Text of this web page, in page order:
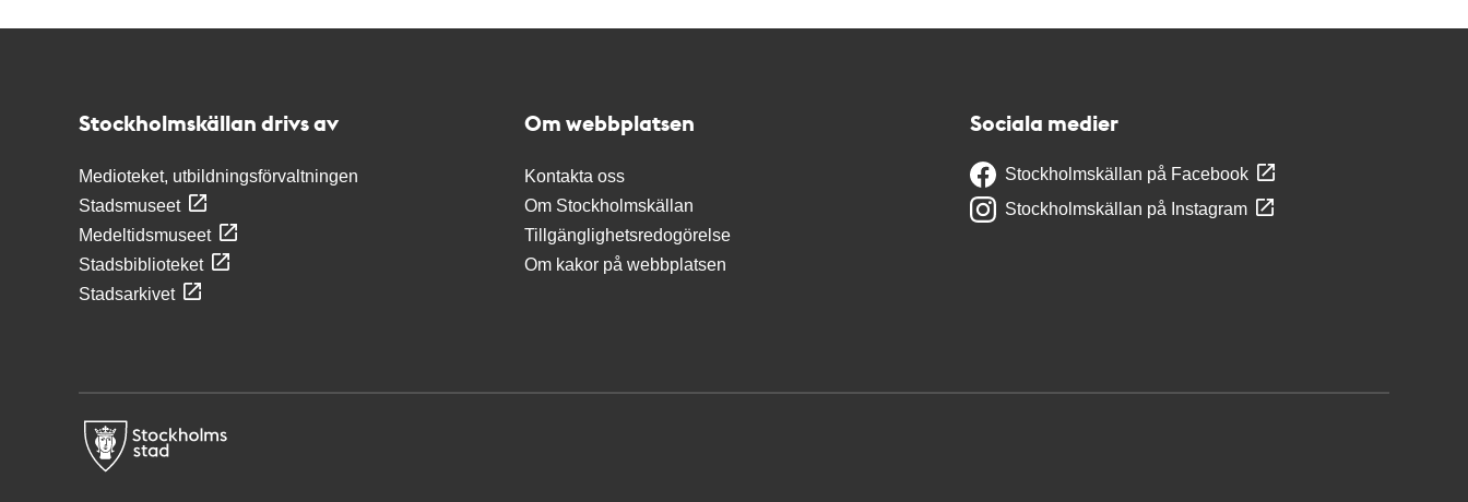
Stockholmskällan drivs av
Medioteket, utbildningsförvaltningen
Stadsmuseet
Medeltidsmuseet
Stadsbiblioteket
Stadsarkivet
Om webbplatsen
Kontakta oss
Om Stockholmskällan
Tillgänglighetsredogörelse
Om kakor på webbplatsen
Sociala medier
Stockholmskällan på Facebook
Stockholmskällan på Instagram